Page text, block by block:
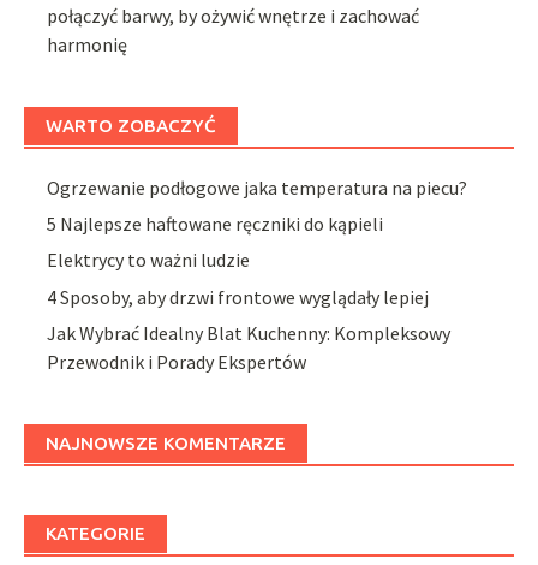
połączyć barwy, by ożywić wnętrze i zachować
harmonię
WARTO ZOBACZYĆ
Ogrzewanie podłogowe jaka temperatura na piecu?
5 Najlepsze haftowane ręczniki do kąpieli
Elektrycy to ważni ludzie
4 Sposoby, aby drzwi frontowe wyglądały lepiej
Jak Wybrać Idealny Blat Kuchenny: Kompleksowy
Przewodnik i Porady Ekspertów
NAJNOWSZE KOMENTARZE
KATEGORIE